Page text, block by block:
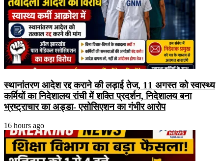
स्थानांतरण आदेश रद्द कराने की लड़ाई तेज, 11 अगस्त को स्वास्थ्य
कर्मियों का निदेशालय रांची में शक्ति प्रदर्शन, निदेशालय बना
भ्रष्ट्राचार का अड्डा- एसोसिएशन का गंभीर आरोप
16 hours ago